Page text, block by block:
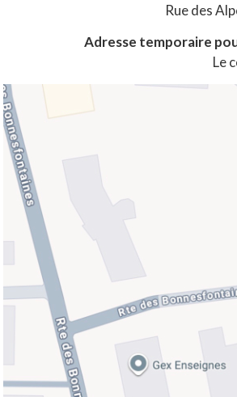
Rue des
Adresse temporaire
Le